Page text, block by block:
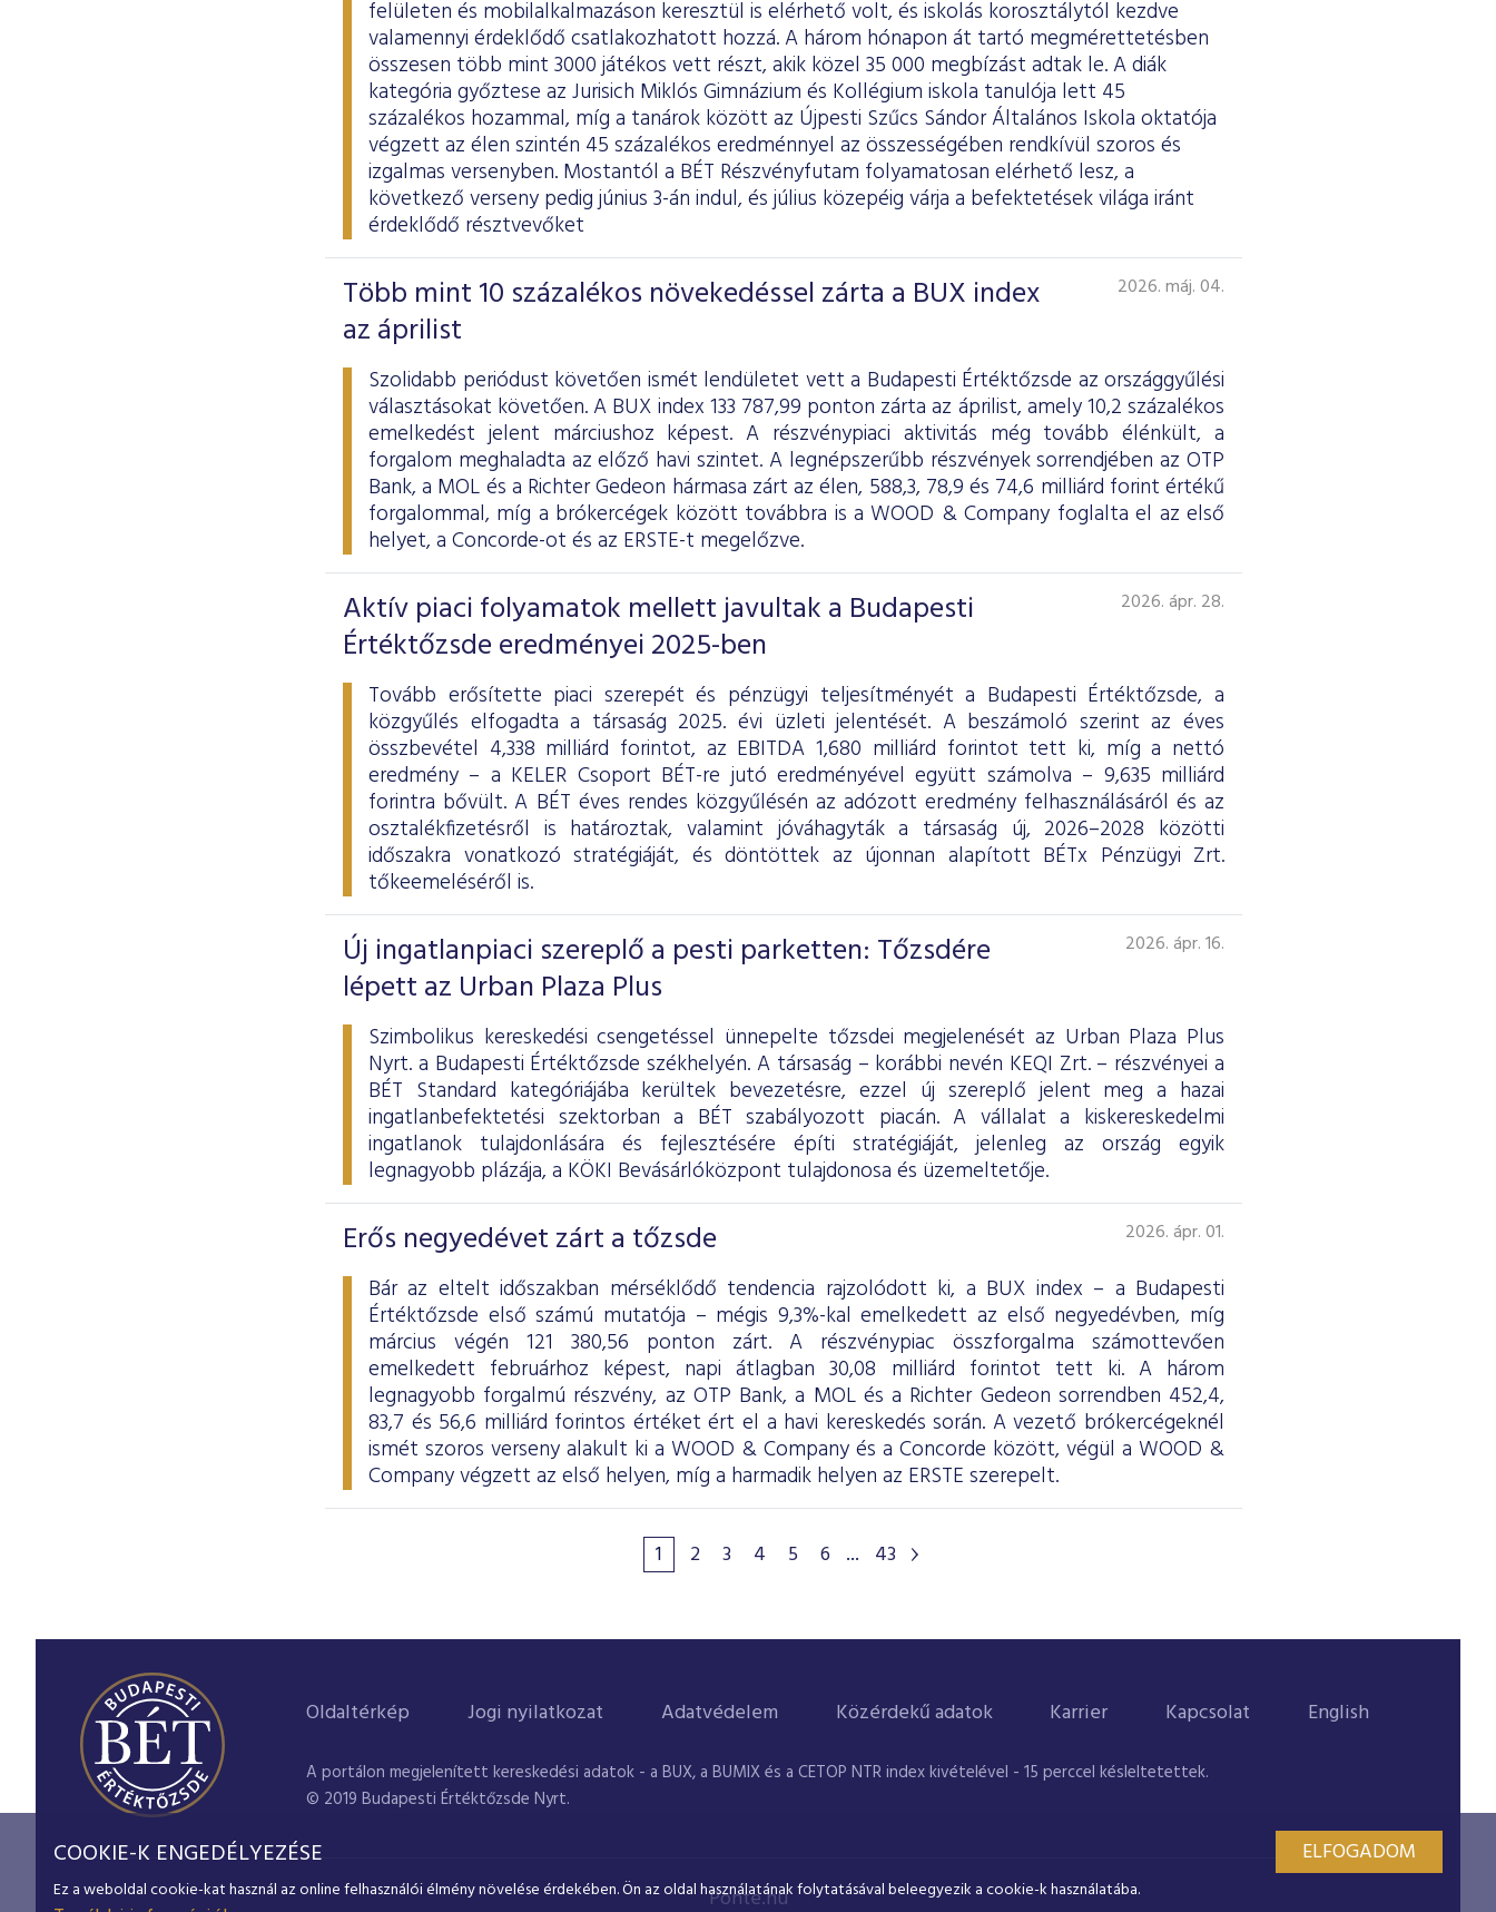
felületen és mobilalkalmazáson keresztül is elérhető volt, és iskolás korosztálytól kezdve
valamennyi érdeklődő csatlakozhatott hozzá. A három hónapon át tartó megmérettetésben
összesen több mint 3000 játékos vett részt, akik közel 35 000 megbízást adtak le. A diák
kategória győztese az Jurisich Miklós Gimnázium és Kollégium iskola tanulója lett 45
százalékos hozammal, míg a tanárok között az Újpesti Szűcs Sándor Általános Iskola oktatója
végzett az élen szintén 45 százalékos eredménnyel az összességében rendkívül szoros és
izgalmas versenyben. Mostantól a BÉT Részvényfutam folyamatosan elérhető lesz, a
következő verseny pedig június 3-án indul, és július közepéig várja a befektetések világa iránt
érdeklődő résztvevőket
Több mint 10 százalékos növekedéssel zárta a BUX index
az áprilist
2026. máj. 04.
Szolidabb periódust követően ismét lendületet vett a Budapesti Értéktőzsde az országgyűlési
választásokat követően. A BUX index 133 787,99 ponton zárta az áprilist, amely 10,2 százalékos
emelkedést jelent márciushoz képest. A részvénypiaci aktivitás még tovább élénkült, a
forgalom meghaladta az előző havi szintet. A legnépszerűbb részvények sorrendjében az OTP
Bank, a MOL és a Richter Gedeon hármasa zárt az élen, 588,3, 78,9 és 74,6 milliárd forint értékű
forgalommal, míg a brókercégek között továbbra is a WOOD & Company foglalta el az első
helyet, a Concorde-ot és az ERSTE-t megelőzve.
Aktív piaci folyamatok mellett javultak a Budapesti
Értéktőzsde eredményei 2025-ben
2026. ápr. 28.
Tovább erősítette piaci szerepét és pénzügyi teljesítményét a Budapesti Értéktőzsde, a
közgyűlés elfogadta a társaság 2025. évi üzleti jelentését. A beszámoló szerint az éves
összbevétel 4,338 milliárd forintot, az EBITDA 1,680 milliárd forintot tett ki, míg a nettó
eredmény – a KELER Csoport BÉT-re jutó eredményével együtt számolva – 9,635 milliárd
forintra bővült. A BÉT éves rendes közgyűlésén az adózott eredmény felhasználásáról és az
osztalékfizetésről is határoztak, valamint jóváhagyták a társaság új, 2026–2028 közötti
időszakra vonatkozó stratégiáját, és döntöttek az újonnan alapított BÉTx Pénzügyi Zrt.
tőkeemeléséről is.
Új ingatlanpiaci szereplő a pesti parketten: Tőzsdére
lépett az Urban Plaza Plus
2026. ápr. 16.
Szimbolikus kereskedési csengetéssel ünnepelte tőzsdei megjelenését az Urban Plaza Plus
Nyrt. a Budapesti Értéktőzsde székhelyén. A társaság – korábbi nevén KEQI Zrt. – részvényei a
BÉT Standard kategóriájába kerültek bevezetésre, ezzel új szereplő jelent meg a hazai
ingatlanbefektetési szektorban a BÉT szabályozott piacán. A vállalat a kiskereskedelmi
ingatlanok tulajdonlására és fejlesztésére építi stratégiáját, jelenleg az ország egyik
legnagyobb plázája, a KÖKI Bevásárlóközpont tulajdonosa és üzemeltetője.
Erős negyedévet zárt a tőzsde 2026. ápr. 01.
Bár az eltelt időszakban mérséklődő tendencia rajzolódott ki, a BUX index – a Budapesti
Értéktőzsde első számú mutatója – mégis 9,3%-kal emelkedett az első negyedévben, míg
március végén 121 380,56 ponton zárt. A részvénypiac összforgalma számottevően
emelkedett februárhoz képest, napi átlagban 30,08 milliárd forintot tett ki. A három
legnagyobb forgalmú részvény, az OTP Bank, a MOL és a Richter Gedeon sorrendben 452,4,
83,7 és 56,6 milliárd forintos értéket ért el a havi kereskedés során. A vezető brókercégeknél
ismét szoros verseny alakult ki a WOOD & Company és a Concorde között, végül a WOOD &
Company végzett az első helyen, míg a harmadik helyen az ERSTE szerepelt.
1 2 3 4 5 6 ... 43
Oldaltérkép Jogi nyilatkozat Adatvédelem Közérdekű adatok Karrier Kapcsolat English
A portálon megjelenített kereskedési adatok - a BUX, a BUMIX és a CETOP NTR index kivételével - 15 perccel késleltetettek.
© 2019 Budapesti Értéktőzsde Nyrt.
Ponte.hu
COOKIE-K ENGEDÉLYEZÉSE
Ez a weboldal cookie-kat használ az online felhasználói élmény növelése érdekében. Ön az oldal használatának folytatásával beleegyezik a cookie-k használatába.
ELFOGADOM